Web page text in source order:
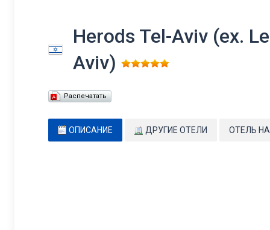
Herods Tel-Aviv (ex.
Aviv)
Распечатать
ОПИСАНИЕ ДРУГИЕ ОТЕЛИ ОТЕЛЬ